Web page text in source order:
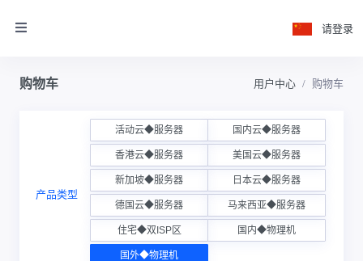
请登录
购物车 用户中心 购物车
产品类型
活动云◆服务器 国内云◆服务器
香港云◆服务器 美国云◆服务器
新加坡◆服务器 日本云◆服务器
德国云◆服务器 马来西亚◆服务器
住宅◆双ISP区 国内◆物理机
国外◆物理机